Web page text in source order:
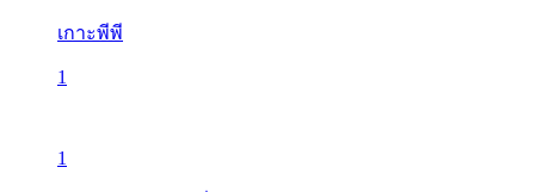
เกาะพีพี
1
1